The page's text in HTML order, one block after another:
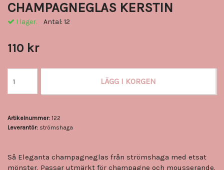
CHAMPAGNEGLAS KERSTIN
I lager. Antal: 12
110 kr
LÄGG I KORGEN
Artikelnummer: 122
Leverantör: strömshaga
Så Eleganta champagneglas från strömshaga med etsat
mönster. Passar utmärkt för champagne och mousserande.